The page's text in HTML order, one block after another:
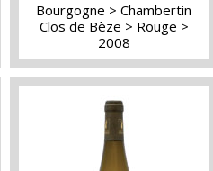
Bourgogne
Chambertin
Clos de Bèze
Rouge
2008